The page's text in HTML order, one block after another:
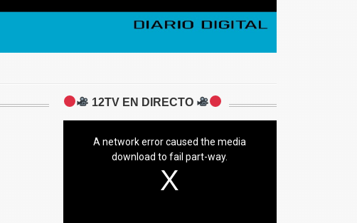
12TV EN DIRECTO
A network error caused the media
download to fail part-way.